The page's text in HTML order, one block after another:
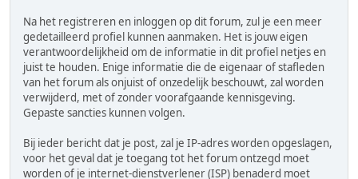
Na het registreren en inloggen op dit forum, zul je een meer
gedetailleerd profiel kunnen aanmaken. Het is jouw eigen
verantwoordelijkheid om de informatie in dit profiel netjes en
juist te houden. Enige informatie die de eigenaar of stafleden
van het forum als onjuist of onzedelijk beschouwt, zal worden
verwijderd, met of zonder voorafgaande kennisgeving.
Gepaste sancties kunnen volgen.
Bij ieder bericht dat je post, zal je IP-adres worden opgeslagen,
voor het geval dat je toegang tot het forum ontzegd moet
worden of je internet-dienstverlener (ISP) benaderd moet